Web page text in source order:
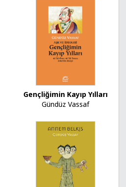
Gençliğimin Kayıp Yılları
Gündüz Vassaf